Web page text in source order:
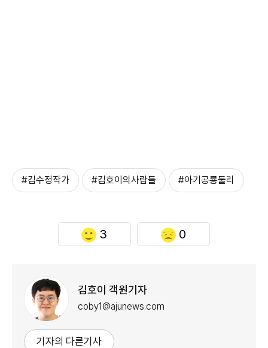
#김수정작가 #김호이의사람들 #아기공룡둘리
3 0
김호이 객원기자
coby1@ajunews.com
기자의 다른기사